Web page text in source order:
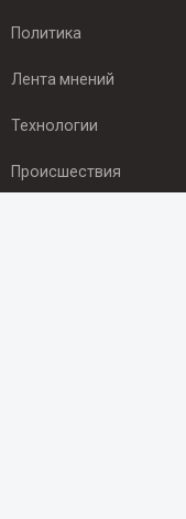
Политика
Лента мнений
Технологии
Происшествия